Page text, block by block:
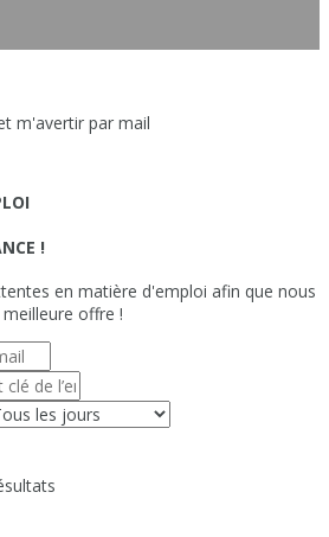
m'avertir par mail
!
en matière d'emploi afin que nous
offre !